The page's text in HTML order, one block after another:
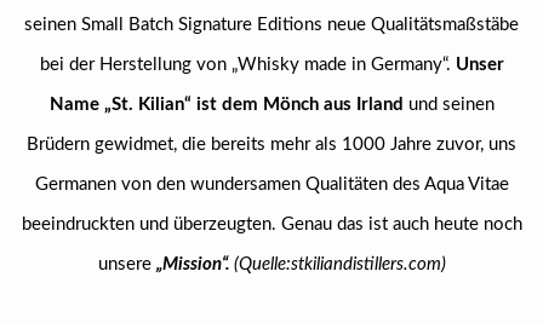
seinen Small Batch Signature Editions neue Qualitätsmaßstäbe
bei der Herstellung von „Whisky made in Germany“. Unser
Name „St. Kilian“ ist dem Mönch aus Irland und seinen
Brüdern gewidmet, die bereits mehr als 1000 Jahre zuvor, uns
Germanen von den wundersamen Qualitäten des Aqua Vitae
beeindruckten und überzeugten. Genau das ist auch heute noch
unsere „Mission“. (Quelle:stkiliandistillers.com)